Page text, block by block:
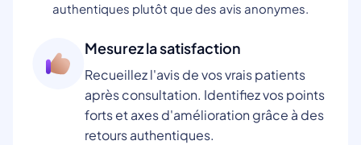
authentiques plutôt que des avis anonymes.
Mesurez la satisfaction
Recueillez l'avis de vos vrais patients
après consultation. Identifiez vos points
forts et axes d'amélioration grâce à des
retours authentiques.